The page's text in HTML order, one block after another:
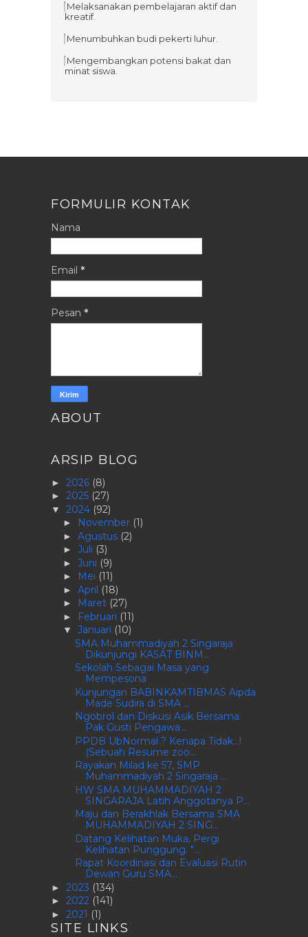
Melaksanakan pembelajaran aktif dan
kreatif.
Menumbuhkan budi pekerti luhur.
Mengembangkan potensi bakat dan
minat siswa.
FORMULIR KONTAK
Nama
Email *
Pesan *
ABOUT
ARSIP BLOG
► 2026 (8)
► 2025 (27)
▼ 2024 (92)
► November (1)
► Agustus (2)
► Juli (3)
► Juni (9)
► Mei (11)
► April (18)
► Maret (27)
► Februari (11)
▼ Januari (10)
SMA Muhammadiyah 2 Singaraja
Dikunjungi KASAT BINM...
Sekolah Sebagai Masa yang
Mempesona
Kunjungan BABINKAMTIBMAS Aipda
Made Sudira di SMA ...
Ngobrol dan Diskusi Asik Bersama
Pak Gusti Pengawa...
PPDB UbNormal ? Kenapa Tidak...!
(Sebuah Resume zoo...
Rayakan Milad ke 57, SMP
Muhammadiyah 2 Singaraja ...
HW SMA MUHAMMADIYAH 2
SINGARAJA Latih Anggotanya P...
Maju dan Berakhlak Bersama SMA
MUHAMMADIYAH 2 SING...
Datang Kelihatan Muka, Pergi
Kelihatan Punggung. "...
Rapat Koordinasi dan Evaluasi Rutin
Dewan Guru SMA...
► 2023 (134)
► 2022 (141)
► 2021 (1)
SITE LINKS